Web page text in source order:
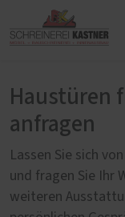
Haustüren
anfragen
Lassen Sie sich
und fragen Sie Ihr
weiteren